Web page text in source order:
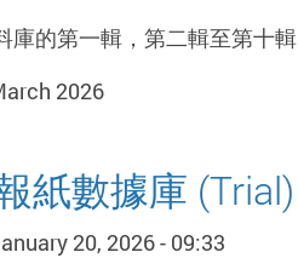
庫的第一輯，第二輯至第十輯
2026
紙數據庫 (Trial)
20, 2026 - 09:33